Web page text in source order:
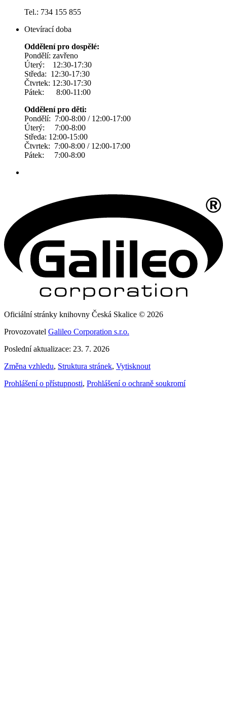
Tel.: 734 155 855
Otevírací doba
Oddělení pro dospělé:
Pondělí: zavřeno
Úterý: 12:30-17:30
Středa: 12:30-17:30
Čtvrtek: 12:30-17:30
Pátek: 8:00-11:00
Oddělení pro děti:
Pondělí: 7:00-8:00 / 12:00-17:00
Úterý: 7:00-8:00
Středa: 12:00-15:00
Čtvrtek: 7:00-8:00 / 12:00-17:00
Pátek: 7:00-8:00
Oficiální stránky knihovny Česká Skalice © 2026
Provozovatel Galileo Corporation s.r.o.
Poslední aktualizace: 23. 7. 2026
Změna vzhledu, Struktura stránek, Vytisknout
Prohlášení o přístupnosti, Prohlášení o ochraně soukromí